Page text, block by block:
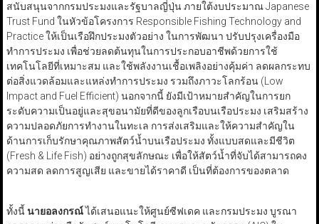
สนับสนุนจากกรมประมงและรัฐบาลญี่ปุ่น ภายใต้งบประมาณ Japanese
Trust Fund ในหัวข้อโครงการ Responsible Fishing Technology and
Practice ให้เป็นเรือฝึกประมงตัวอย่าง ในการพัฒนา ปรับปรุงเครื่องมือ
ทำการประมง เพื่อช่วยลดต้นทุนในการประกอบอาชีพด้วยการใช้
เทคโนโลยีที่เหมาะสม และใช้พลังงานเชื้อเพลิงอย่างคุ้มค่า ลดผลกระทบ
ต่อสิ่งแวดล้อมและแหล่งทำการประมง รวมถึงภาวะโลกร้อน (Low
Impact and Fuel Efficient) นอกจากนี้ ยังมีเป้าหมายสำคัญในการยก
ระดับความเป็นอยู่และสุขอนามัยที่ดีของลูกเรือบนเรือประมง เสริมสร้าง
ความปลอดภัยการทำงานในทะเล การส่งเสริมและให้ความสำคัญใน
ด้านการเก็บรักษาคุณภาพสัตว์น้ำบนเรือประมง ทั้งแบบสดและมีชีวิต
(Fresh & Life Fish) อย่างถูกสุขลักษณะ เพื่อให้สัตว์น้ำที่จับได้สามารถคง
ความสด ลดการสูญเสีย และขายได้ราคาดี เป็นที่ต้องการของตลาด
ทั้งนี้นายอลงกรณ์ได้เสนอแนะให้ศูนย์ซีฟเดค และกรมประมง บูรณา